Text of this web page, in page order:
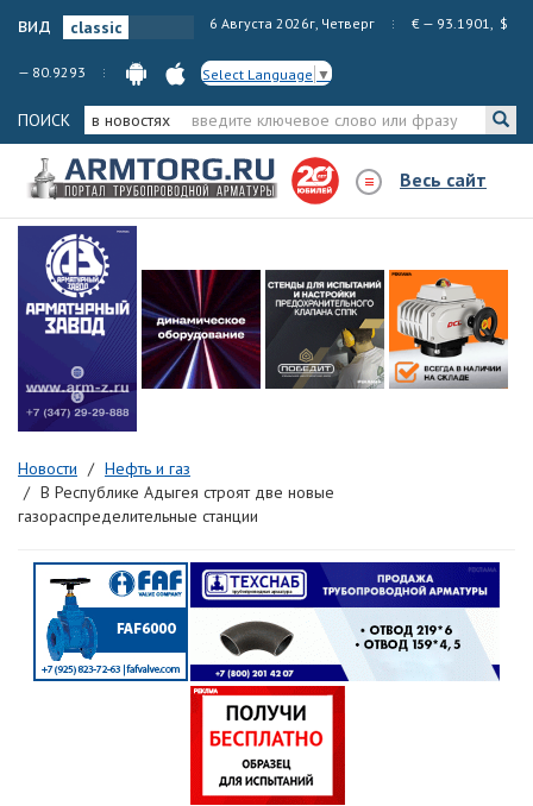
вид 6 Августа 2026г, Четверг € — 93.1901, $
— 80.9293 Select Language ▼
ПОИСК в новостях
Весь сайт
Новости
Нефть и газ
В Республике Адыгея строят две новые
газораспределительные станции